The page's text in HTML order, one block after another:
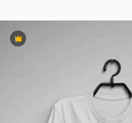
Premium